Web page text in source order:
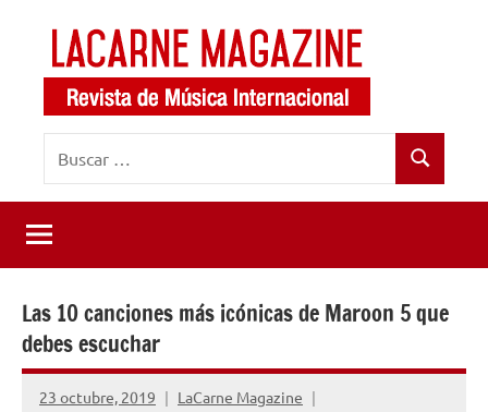
contenido
LaCarne
Magazine
de
música
internacional
Buscar
Las 10 canciones más icónicas de Maroon 5 que
debes escuchar
23 octubre, 2019
LaCarne Magazine